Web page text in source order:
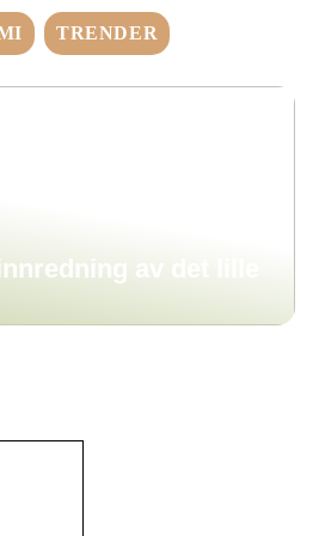
TRENDER
av det lille